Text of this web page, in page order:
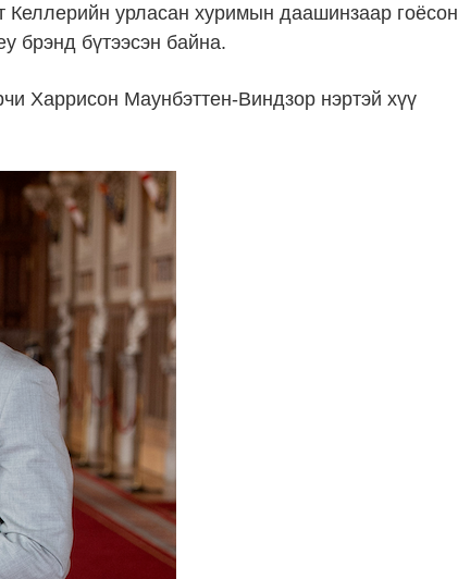
урласан хуримын даашинзаар гоёсон
брэнд бүтээсэн байна.
Харрисон Маунбэттен-Виндзор нэртэй хүү